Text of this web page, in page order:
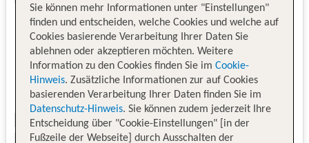
Sie können mehr Informationen unter "Einstellungen"
finden und entscheiden, welche Cookies und welche auf
Cookies basierende Verarbeitung Ihrer Daten Sie
ablehnen oder akzeptieren möchten. Weitere
Information zu den Cookies finden Sie im Cookie-
Hinweis. Zusätzliche Informationen zur auf Cookies
basierenden Verarbeitung Ihrer Daten finden Sie im
Datenschutz-Hinweis. Sie können zudem jederzeit Ihre
Entscheidung über "Cookie-Einstellungen" [in der
Fußzeile der Webseite] durch Ausschalten der